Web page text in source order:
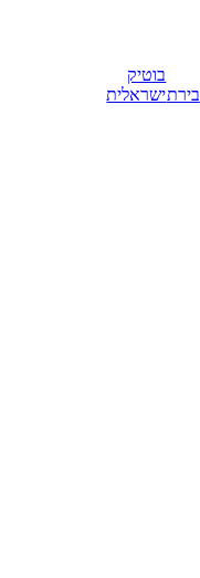
בירת
בוטיק
ישראלית